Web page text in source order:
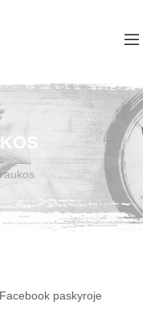
paskyroje